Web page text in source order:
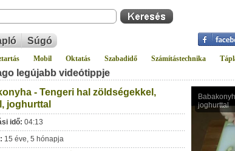
Súgó
Mobil Oktatás Szabadidő Számítástechnika
legújabb videótippje
- Tengeri hal zöldségekkel,
joghurttal
idő: 04:13
15 éve, 5 hónapja